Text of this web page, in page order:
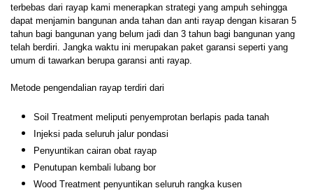
terbebas dari rayap kami menerapkan strategi yang ampuh sehingga
dapat menjamin bangunan anda tahan dan anti rayap dengan kisaran 5
tahun bagi bangunan yang belum jadi dan 3 tahun bagi bangunan yang
telah berdiri. Jangka waktu ini merupakan paket garansi seperti yang
umum di tawarkan berupa garansi anti rayap.
Metode pengendalian rayap terdiri dari
Soil Treatment meliputi penyemprotan berlapis pada tanah
Injeksi pada seluruh jalur pondasi
Penyuntikan cairan obat rayap
Penutupan kembali lubang bor
Wood Treatment penyuntikan seluruh rangka kusen